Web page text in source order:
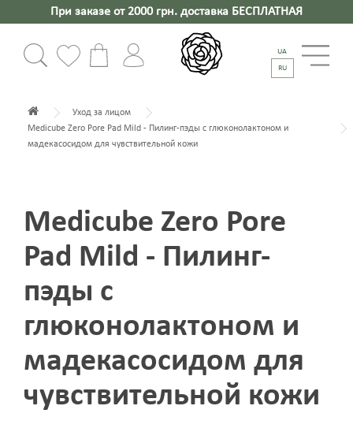
При заказе от 2000 грн. доставка БЕСПЛАТНАЯ
UA
RU
Уход за лицом
Medicube Zero Pore Pad Mild - Пилинг-пэды с глюконолактоном и
мадекасосидом для чувствительной кожи
Medicube Zero Pore
Pad Mild - Пилинг-
пэды с
глюконолактоном и
мадекасосидом для
чувствительной кожи